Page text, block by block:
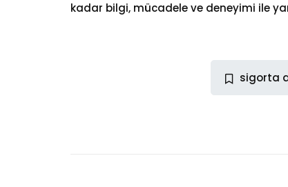
kadar bilgi, mücadele ve deneyimi ile
sigorta